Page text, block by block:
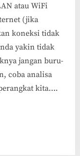
atau WiFi
(jika
koneksi tidak
yakin tidak
jangan buru-
coba analisa
kita….